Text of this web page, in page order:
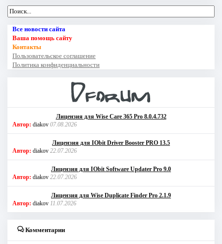
Все новости сайта
Ваша помощь сайту
Контакты
Пользовательское соглашение
Политика конфиденциальности
Лицензия для Wise Care 365 Pro 8.0.4.732
Автор: diakov 07.08.2026
Лицензия для IObit Driver Booster PRO 13.5
Автор: diakov 22.07.2026
Лицензия для IObit Software Updater Pro 9.0
Автор: diakov 22.07.2026
Лицензия для Wise Duplicate Finder Pro 2.1.9
Автор: diakov 11.07.2026
Комментарии